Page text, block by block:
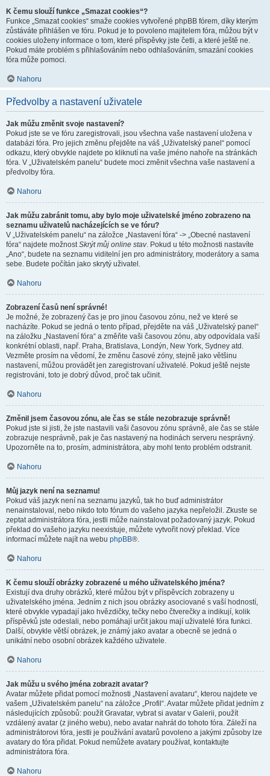
K čemu slouží funkce „Smazat cookies“?
Funkce „Smazat cookies“ smaže cookies vytvořené phpBB fórem, díky kterým
zůstáváte přihlášen ve fóru. Pokud je to povoleno majitelem fóra, můžou být v
cookies uloženy informace o tom, které příspěvky jste četli, a které ještě ne.
Pokud máte problém s přihlašováním nebo odhlašováním, smazání cookies
fóra může pomoci.
Nahoru
Předvolby a nastavení uživatele
Jak můžu změnit svoje nastavení?
Pokud jste se ve fóru zaregistrovali, jsou všechna vaše nastavení uložena v
databázi fóra. Pro jejich změnu přejděte na váš „Uživatelský panel“ pomocí
odkazu, který obvykle najdete po kliknutí na vaše jméno nahoře na stránkách
fóra. V „Uživatelském panelu“ budete moci změnit všechna vaše nastavení a
předvolby fóra.
Nahoru
Jak můžu zabránit tomu, aby bylo moje uživatelské jméno zobrazeno na
seznamu uživatelů nacházejících se ve fóru?
V „Uživatelském panelu“ na záložce „Nastavení fóra“ -> „Obecné nastavení
fóra“ najdete možnostSkrýt můj online stav. Pokud u této možnosti nastavíte
„Ano“, budete na seznamu viditelní jen pro administrátory, moderátory a sama
sebe. Budete počítán jako skrytý uživatel.
Nahoru
Zobrazení časů není správné!
Je možné, že zobrazený čas je pro jinou časovou zónu, než ve které se
nacházíte. Pokud se jedná o tento případ, přejděte na váš „Uživatelský panel“
na záložku „Nastavení fóra“ a změňte vaši časovou zónu, aby odpovídala vaší
konkrétní oblasti, např. Praha, Bratislava, Londýn, New York, Sydney atd.
Vezměte prosím na vědomí, že změnu časové zóny, stejně jako většinu
nastavení, můžou provádět jen zaregistrovaní uživatelé. Pokud ještě nejste
registrováni, toto je dobrý důvod, proč tak učinit.
Nahoru
Změnil jsem časovou zónu, ale čas se stále nezobrazuje správně!
Pokud jste si jisti, že jste nastavili vaši časovou zónu správně, ale čas se stále
zobrazuje nesprávně, pak je čas nastavený na hodinách serveru nesprávný.
Upozorněte na to, prosím, administrátora, aby mohl tento problém odstranit.
Nahoru
Můj jazyk není na seznamu!
Pokud váš jazyk není na seznamu jazyků, tak ho buď administrátor
nenainstaloval, nebo nikdo toto fórum do vašeho jazyka nepřeložil. Zkuste se
zeptat administrátora fóra, jestli může nainstalovat požadovaný jazyk. Pokud
překlad do vašeho jazyku neexistuje, můžete vytvořit nový překlad. Více
informací můžete najít na webu phpBB®.
Nahoru
K čemu slouží obrázky zobrazené u mého uživatelského jména?
Existují dva druhy obrázků, které můžou být v příspěvcích zobrazeny u
uživatelského jména. Jedním z nich jsou obrázky asociované s vaší hodností,
které obvykle vypadají jako hvězdičky, tečky nebo čtverečky a indikují, kolik
příspěvků jste odeslali, nebo pomáhají určit jakou mají uživatelé fóra funkci.
Další, obvykle větší obrázek, je známý jako avatar a obecně se jedná o
unikátní nebo osobní obrázek každého uživatele.
Nahoru
Jak můžu u svého jména zobrazit avatar?
Avatar můžete přidat pomocí možnosti „Nastavení avataru“, kterou najdete ve
vašem „Uživatelském panelu“ na záložce „Profil“. Avatar můžete přidat jedním z
následujících způsobů: použít Gravatar, vybrat si avatar v Galerii, použít
vzdálený avatar (z jiného webu), nebo avatar nahrát do tohoto fóra. Záleží na
administrátorovi fóra, jestli je používání avatarů povoleno a jakými způsoby lze
avatary do fóra přidat. Pokud nemůžete avatary používat, kontaktujte
administrátora fóra.
Nahoru